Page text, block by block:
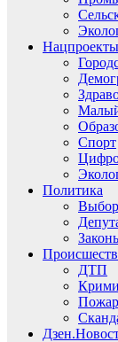
Нацпроекты
Спорт
Политика
ДТП